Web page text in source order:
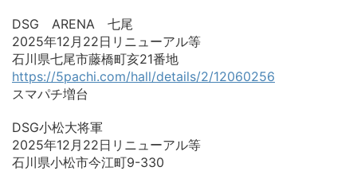
DSG ARENA 七尾
2025年12月22日リニューアル等
石川県七尾市藤橋町亥21番地
https://5pachi.com/hall/details/2/12060256
スマパチ増台
DSG小松大将軍
2025年12月22日リニューアル等
石川県小松市今江町9-330